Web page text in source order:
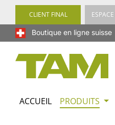
Passer à la
CLIENT FINAL
Boutique en ligne suisse
ACCUEIL PRODUITS